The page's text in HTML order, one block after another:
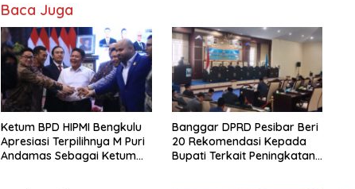
Baca Juga
Ketum BPD HIPMI Bengkulu
Apresiasi Terpilihnya M Puri
Andamas Sebagai Ketum
Banggar DPRD Pesibar Beri
20 Rekomendasi Kepada
Bupati Terkait Peningkatan